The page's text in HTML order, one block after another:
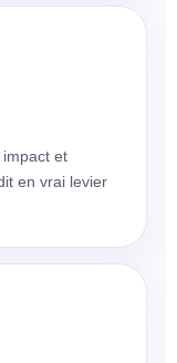
et
en vrai levier